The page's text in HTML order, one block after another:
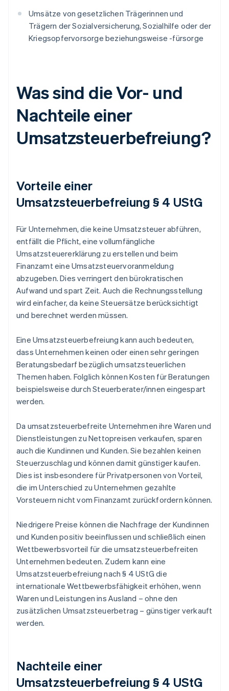
Umsätze von gesetzlichen Trägerinnen und
Trägern der Sozialversicherung, Sozialhilfe oder der
Kriegsopfervorsorge beziehungsweise -fürsorge
Was sind die Vor- und
Nachteile einer
Umsatzsteuerbefreiung?
Vorteile einer
Umsatzsteuerbefreiung § 4 UStG
Für Unternehmen, die keine Umsatzsteuer abführen,
entfällt die Pflicht, eine vollumfängliche
Umsatzsteuererklärung zu erstellen und beim
Finanzamt eine Umsatzsteuervoranmeldung
abzugeben. Dies verringert den bürokratischen
Aufwand und spart Zeit. Auch die Rechnungsstellung
wird einfacher, da keine Steuersätze berücksichtigt
und berechnet werden müssen.
Eine Umsatzsteuerbefreiung kann auch bedeuten,
dass Unternehmen keinen oder einen sehr geringen
Beratungsbedarf bezüglich umsatzsteuerlichen
Themen haben. Folglich können Kosten für Beratungen
beispielsweise durch Steuerberater/innen eingespart
werden.
Da umsatzsteuerbefreite Unternehmen ihre Waren und
Dienstleistungen zu Nettopreisen verkaufen, sparen
auch die Kundinnen und Kunden. Sie bezahlen keinen
Steuerzuschlag und können damit günstiger kaufen.
Dies ist insbesondere für Privatpersonen von Vorteil,
die im Unterschied zu Unternehmen gezahlte
Vorsteuern nicht vom Finanzamt zurückfordern können.
Niedrigere Preise können die Nachfrage der Kundinnen
und Kunden positiv beeinflussen und schließlich einen
Wettbewerbsvorteil für die umsatzsteuerbefreiten
Unternehmen bedeuten. Zudem kann eine
Umsatzsteuerbefreiung nach § 4 UStG die
internationale Wettbewerbsfähigkeit erhöhen, wenn
Waren und Leistungen ins Ausland – ohne den
zusätzlichen Umsatzsteuerbetrag – günstiger verkauft
werden.
Nachteile einer
Umsatzsteuerbefreiung § 4 UStG